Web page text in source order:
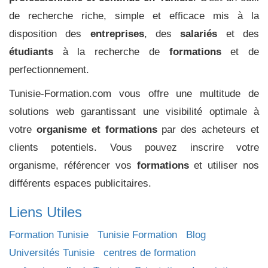
de recherche riche, simple et efficace mis à la
disposition des entreprises, dessalariés et des
étudiants à la recherche de formationset de
perfectionnement.
Tunisie-Formation.com vous offre une multitude de
solutions web garantissant une visibilité optimale à
votre organisme et formationspar des acheteurs et
clients potentiels. Vous pouvez inscrire votre
organisme, référencer vos formationset utiliser nos
différents espaces publicitaires.
Liens Utiles
Formation Tunisie Tunisie Formation
Blog
Universités Tunisie
centres de formation